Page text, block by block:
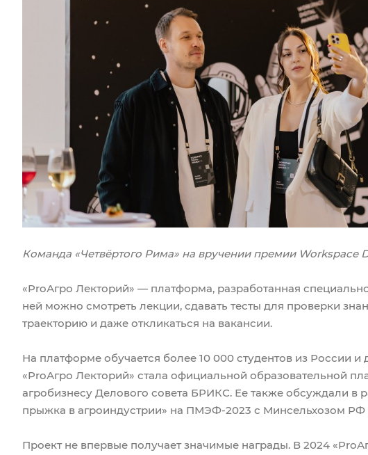
Команда «Четвёртого Рима» на вручении премии Workspace
«ProАгро Лекторий» — платформа, разработанная
ней можно смотреть лекции, сдавать тесты для проверки
траекторию и даже откликаться на вакансии.
На платформе обучается более 10 000 студентов из России и
«ProАгро Лекторий» стала официальной образовательной
агробизнесу Делового совета БРИКС. Ее также обсуждали в
прыжка в агроиндустрии» на ПМЭФ-2023 с Минсельхозом
Проект не впервые получает значимые награды. В 2024